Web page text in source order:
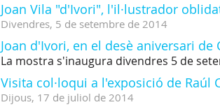
Joan Vila "d'Ivori", l'il·lustrador
Divendres, 5 de setembre de 2014
Joan d'Ivori, en el desè aniversari de
La mostra s'inaugura divendres 5 de
Visita col·loqui a l'exposició de Raúl
Dijous, 17 de juliol de 2014